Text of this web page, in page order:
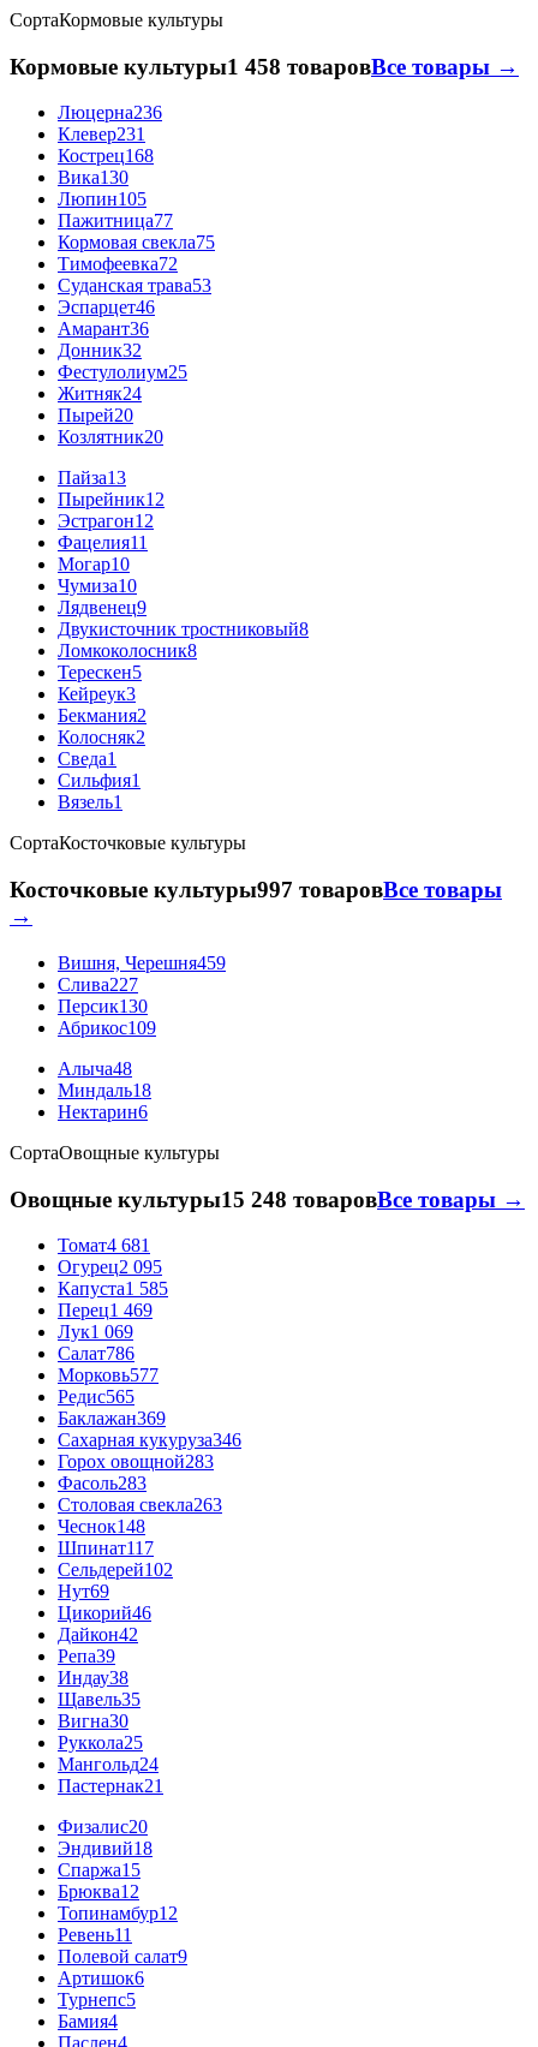
СортаКормовые культуры
Кормовые культуры1 458 товаровВсе товары →
Люцерна236
Клевер231
Кострец168
Вика130
Люпин105
Пажитница77
Кормовая свекла75
Тимофеевка72
Суданская трава53
Эспарцет46
Амарант36
Донник32
Фестулолиум25
Житняк24
Пырей20
Козлятник20
Пайза13
Пырейник12
Эстрагон12
Фацелия11
Могар10
Чумиза10
Лядвенец9
Двукисточник тростниковый8
Ломкоколосник8
Терескен5
Кейреук3
Бекмания2
Колосняк2
Сведа1
Сильфия1
Вязель1
СортаКосточковые культуры
Косточковые культуры997 товаровВсе товары
→
Вишня, Черешня459
Слива227
Персик130
Абрикос109
Алыча48
Миндаль18
Нектарин6
СортаОвощные культуры
Овощные культуры15 248 товаровВсе товары →
Томат4 681
Огурец2 095
Капуста1 585
Перец1 469
Лук1 069
Салат786
Морковь577
Редис565
Баклажан369
Сахарная кукуруза346
Горох овощной283
Фасоль283
Столовая свекла263
Чеснок148
Шпинат117
Сельдерей102
Нут69
Цикорий46
Дайкон42
Репа39
Индау38
Щавель35
Вигна30
Руккола25
Мангольд24
Пастернак21
Физалис20
Эндивий18
Спаржа15
Брюква12
Топинамбур12
Ревень11
Полевой салат9
Артишок6
Турнепс5
Бамия4